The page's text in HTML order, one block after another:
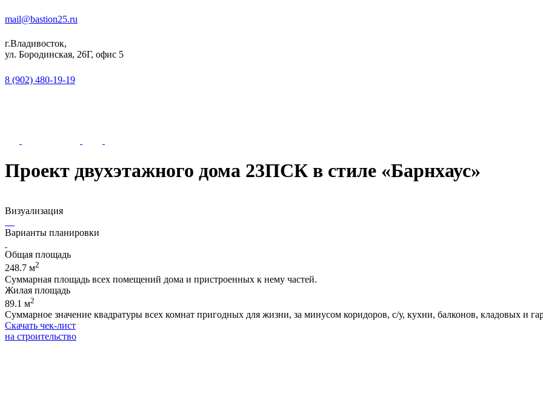
mail@bastion25.ru
г.Владивосток,
ул. Бородинская, 26Г, офис 5
8 (902) 480-19-19
Проект двухэтажного дома 23ПСК в стиле «Барнхаус»
Визуализация
Варианты планировки
Общая площадь
248.7 м2
Суммарная площадь всех помещений дома и пристроенных к нему частей.
Жилая площадь
89.1 м2
Суммарное значение квадратуры всех комнат пригодных для жизни, за минусом коридоров, с/у, кухни, балконов, кладовых и
Скачать чек-лист
на строительство